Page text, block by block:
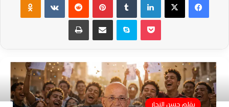
سكايب مشاركة عبر البريد طباعة